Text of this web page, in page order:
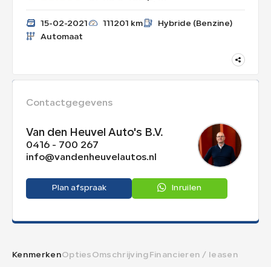
15-02-2021 111201 km
Hybride (Benzine)
Automaat
Contactgegevens
Van den Heuvel Auto's B.V.
0416 - 700 267
info@vandenheuvelautos.nl
Plan afspraak Inruilen
KenmerkenOpties Omschrijving Financieren / leasen